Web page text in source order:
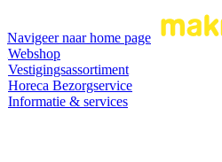
Navigeer naar home page
Webshop
Vestigingsassortiment
Horeca Bezorgservice
Informatie & services